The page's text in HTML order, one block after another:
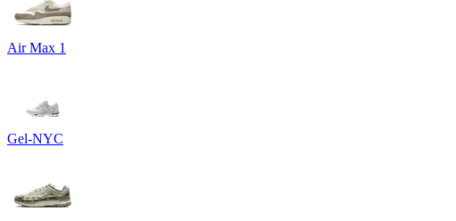
Air Max 1
Gel-NYC